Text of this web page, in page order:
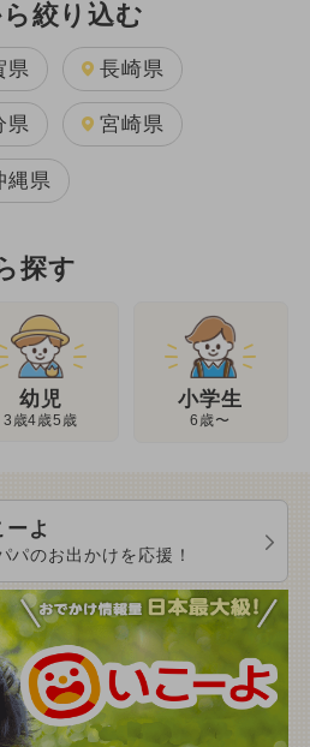
絞り込む
県 長崎県
県 宮崎県
縄県
探す
幼児
3歳4歳5歳
小学生
6歳〜
よ
パのお出かけを応援！